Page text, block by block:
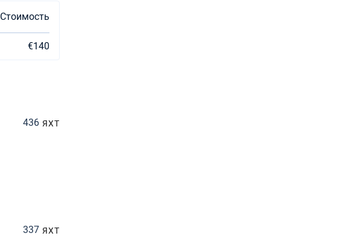
Стоимость
€140
436 ЯХТ
337 ЯХТ